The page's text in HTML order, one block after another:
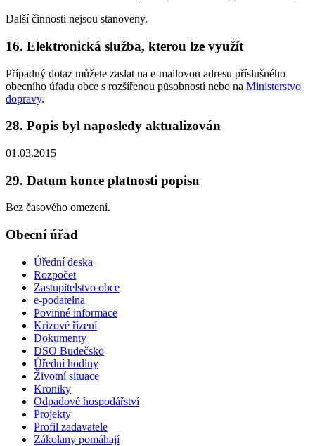
Další činnosti nejsou stanoveny.
16. Elektronická služba, kterou lze využít
Případný dotaz můžete zaslat na e-mailovou adresu příslušného
obecního úřadu obce s rozšířenou působností nebo na Ministerstvo
dopravy.
28. Popis byl naposledy aktualizován
01.03.2015
29. Datum konce platnosti popisu
Bez časového omezení.
Obecní úřad
Úřední deska
Rozpočet
Zastupitelstvo obce
e-podatelna
Povinné informace
Krizové řízení
Dokumenty
DSO Budečsko
Úřední hodiny
Životní situace
Kroniky
Odpadové hospodářství
Projekty
Profil zadavatele
Zákolany pomáhají